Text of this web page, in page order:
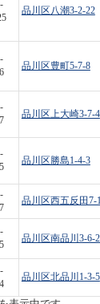
-
品川区八潮3-2-22
-
6
品川区豊町5-7-8
-
7
品川区上大崎3-7-4
-
5
品川区勝島1-4-3
-
7
品川区西五反田7-
-
5
品川区南品川3-6-
-
4
品川区北品川1-3-5